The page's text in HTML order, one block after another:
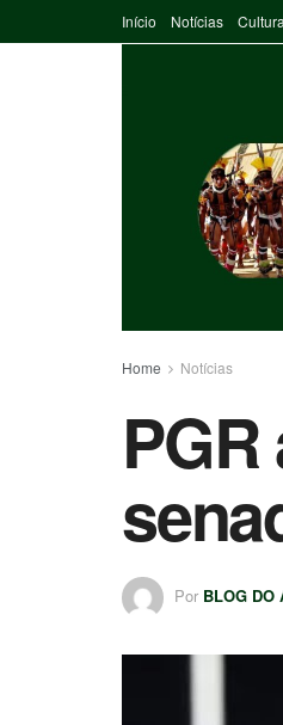
Início Notícias Cultura
Home Notícias
Por BLOG DO